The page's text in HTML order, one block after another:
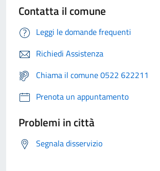
Contatta il comune
Leggi le domande frequenti
Richiedi Assistenza
Chiama il comune 0522 622211
Prenota un appuntamento
Problemi in città
Segnala disservizio